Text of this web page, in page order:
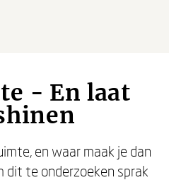
- En laat
en waar maak je dan
dit te onderzoeken sprak